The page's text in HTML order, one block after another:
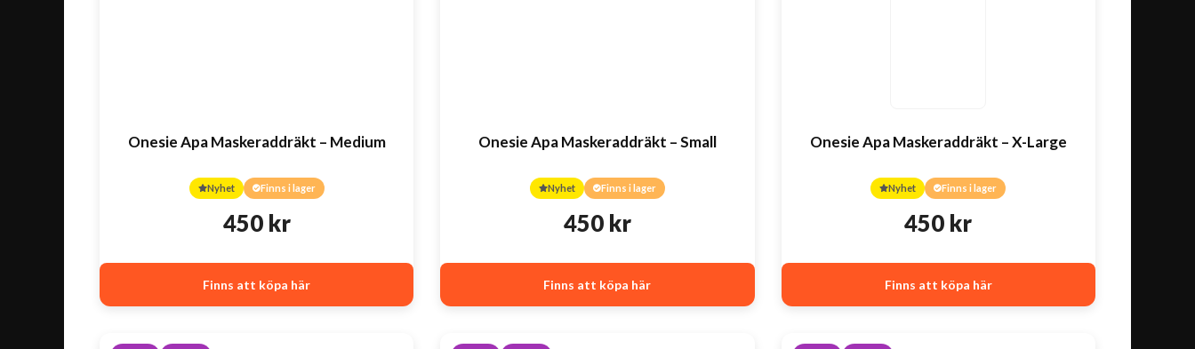
Onesie Apa Maskeraddräkt – Medium
Nyhet Finns i lager
450 kr
Finns att köpa här
Onesie Apa Maskeraddräkt – Small
Nyhet Finns i lager
450 kr
Finns att köpa här
Onesie Apa Maskeraddräkt – X-Large
Nyhet Finns i lager
450 kr
Finns att köpa här